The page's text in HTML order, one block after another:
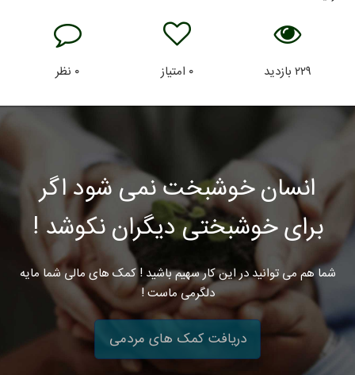
۲۲۹ بازدید ۰ امتیاز ۰ نظر
انسان خوشبخت نمی شود اگر
برای خوشبختی دیگران نکوشد !
شما هم می توانید در این کار سهیم باشید ! کمک های مالی شما مایه
دلگرمی ماست !
دریافت کمک های مردمی